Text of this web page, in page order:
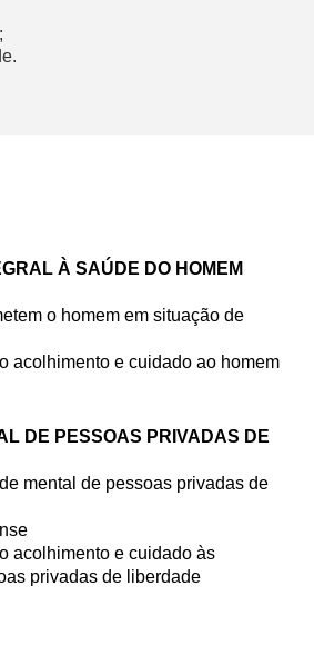
À SAÚDE DO HOMEM
o homem em situação de
acolhimento e cuidado ao homem
DE PESSOAS PRIVADAS DE
mental de pessoas privadas de
acolhimento e cuidado às
privadas de liberdade